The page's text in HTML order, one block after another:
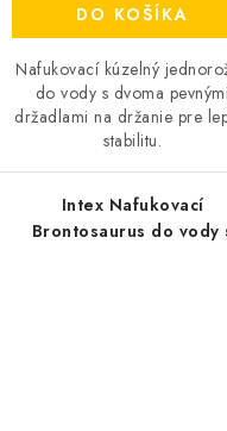
DO KOŠÍKA
Nafukovací kúzelný
do vody s dvoma pevnými
držadlami na držanie pre
stabilitu.
Intex Nafukovací
Brontosaurus do vody